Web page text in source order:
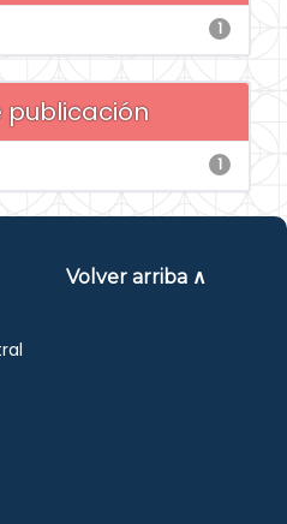
1
publicación
1
Volver arriba ∧